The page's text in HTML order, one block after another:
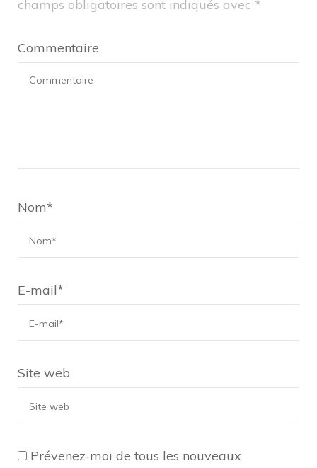
champs obligatoires sont indiqués avec *
Commentaire
Nom*
E-mail*
Site web
Prévenez-moi de tous les nouveaux